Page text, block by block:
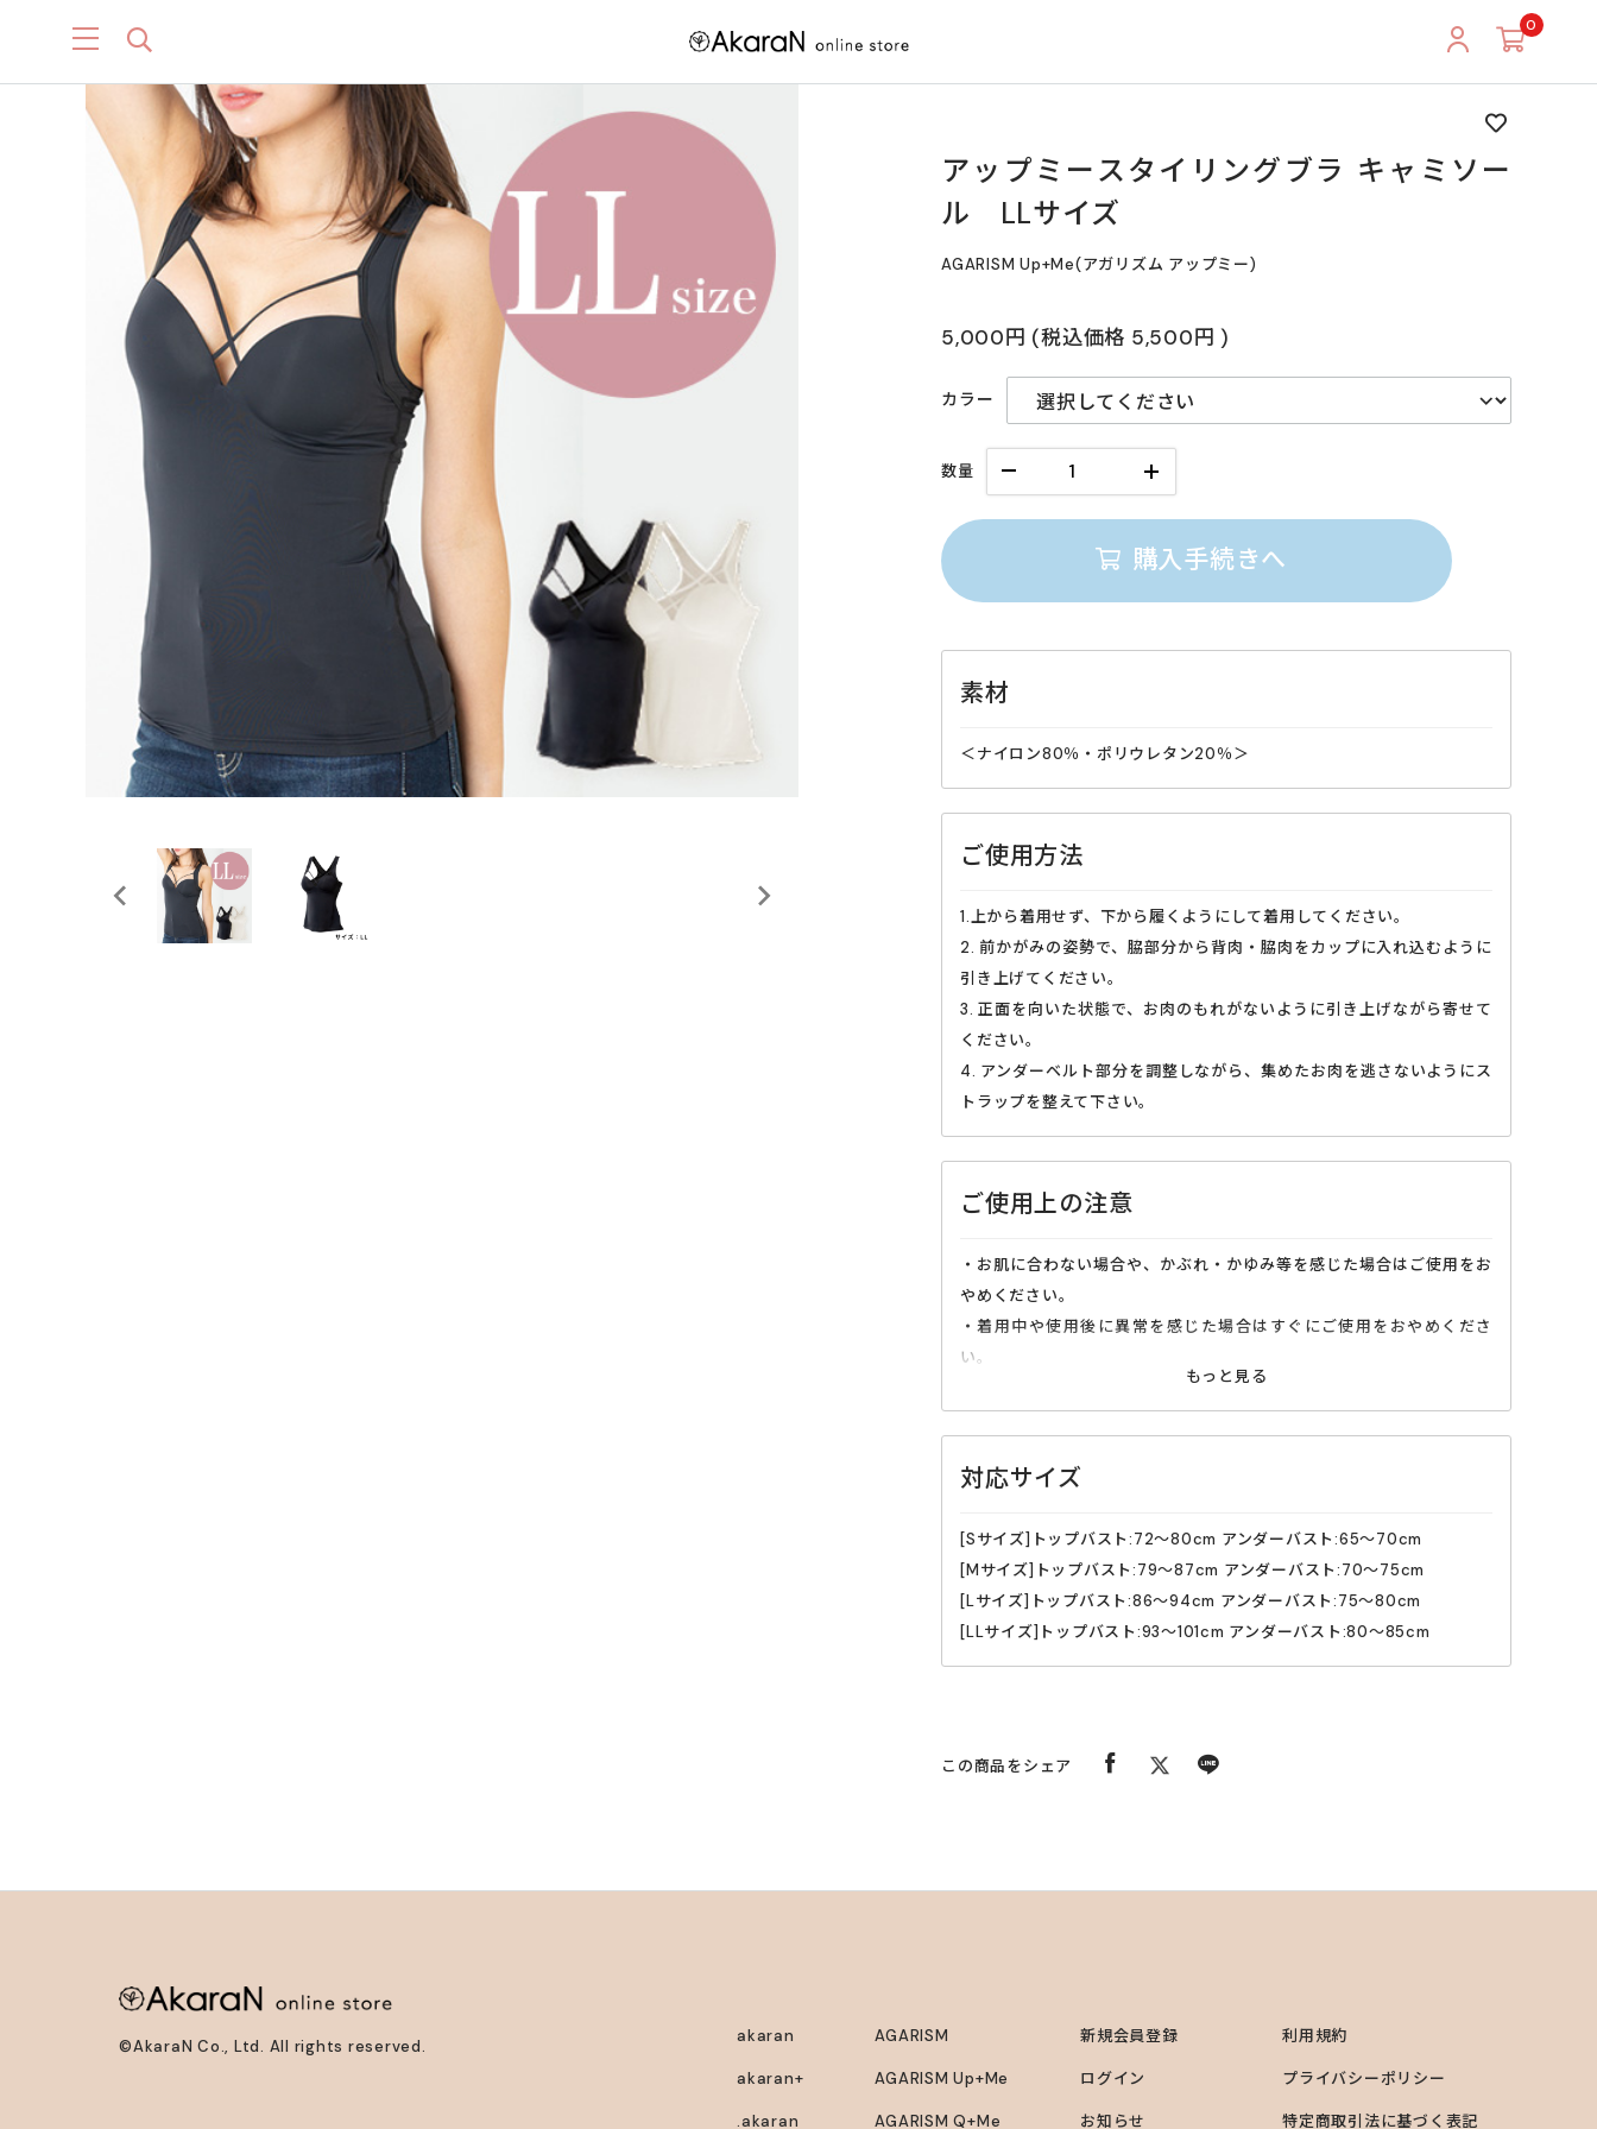
0
アップミースタイリングブラ キャミソー
ル LLサイズ
AGARISM Up+Me(アガリズム アップミー)
5,000円 (税込価格 5,500円 )
カラー
数量
購入手続きへ
素材
＜ナイロン80％・ポリウレタン20％＞
ご使用方法
1.上から着用せず、下から履くようにして着用してください。
2. 前かがみの姿勢で、脇部分から背肉・脇肉をカップに入れ込むように
引き上げてください。
3. 正面を向いた状態で、お肉のもれがないように引き上げながら寄せて
ください。
4. アンダーベルト部分を調整しながら、集めたお肉を逃さないようにス
トラップを整えて下さい。
ご使用上の注意
・お肌に合わない場合や、かぶれ・かゆみ等を感じた場合はご使用をお
やめください。
・着用中や使用後に異常を感じた場合はすぐにご使用をおやめくださ
い。
・長時間着用される場合は、適度な着脱を繰り返して下さい。
でください。
脱の際はご注意ください。
・本来の目的以外でのご使用はおやめください。
・手洗いを推奨しておりますが、洗濯機で洗われる場合は洗濯ネットに
入れて洗ってください。
・色落ちする恐れがありますので他の物と一緒の洗濯はお控えくださ
い。
対応サイズ
[Sサイズ]トップバスト:72〜80cm アンダーバスト:65〜70cm
[Mサイズ]トップバスト:79〜87cm アンダーバスト:70〜75cm
[Lサイズ]トップバスト:86〜94cm アンダーバスト:75〜80cm
[LLサイズ]トップバスト:93〜101cm アンダーバスト:80〜85cm
この商品をシェア
©AkaraN Co., Ltd. All rights reserved.
akaran
akaran+
.akaran
AGARISM
AGARISM Up+Me
AGARISM Q+Me
新規会員登録
ログイン
お知らせ
利用規約
プライバシーポリシー
特定商取引法に基づく表記